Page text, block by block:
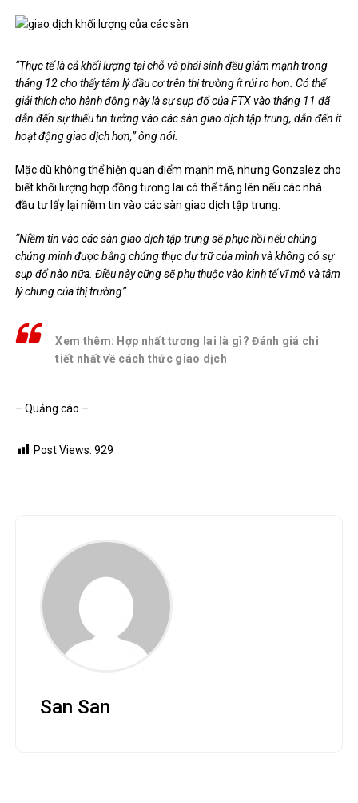
“Thực tế là cả khối lượng tại chỗ và phái sinh đều giảm mạnh trong
tháng 12 cho thấy tâm lý đầu cơ trên thị trường ít rủi ro hơn. Có thể
giải thích cho hành động này là sự sụp đổ của FTX vào tháng 11 đã
dẫn đến sự thiếu tin tưởng vào các sàn giao dịch tập trung, dẫn đến ít
hoạt động giao dịch hơn,” ông nói.
Mặc dù không thể hiện quan điểm mạnh mẽ, nhưng Gonzalez cho
biết khối lượng hợp đồng tương lai có thể tăng lên nếu các nhà
đầu tư lấy lại niềm tin vào các sàn giao dịch tập trung:
“Niềm tin vào các sàn giao dịch tập trung sẽ phục hồi nếu chúng
chứng minh được bằng chứng thực dự trữ của mình và không có sự
sụp đổ nào nữa. Điều này cũng sẽ phụ thuộc vào kinh tế vĩ mô và tâm
lý chung của thị trường”
Xem thêm: Hợp nhất tương lai là gì? Đánh giá chi
tiết nhất về cách thức giao dịch
– Quảng cáo –
Post Views: 929
San San